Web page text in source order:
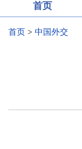
首页
首页 > 中国外交